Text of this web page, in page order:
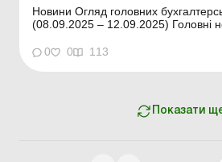
Новини Огляд головних бухгалтерських новин тижня
(08.09.2025 – 12.09.2025) Головні новини про
щодня Зміст номеру Податки та збори
Читати Працівники виконують
0 0 113
Показати